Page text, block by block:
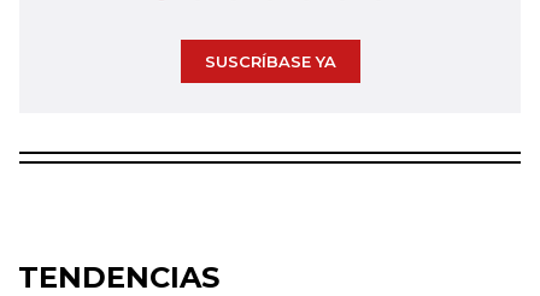
SUSCRÍBASE YA
TENDENCIAS